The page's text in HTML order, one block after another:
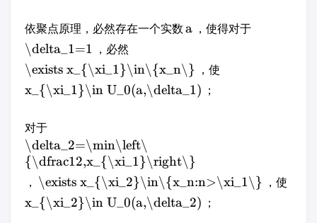
依聚点原理，必然存在一个实数 a ，使得对于
\delta_1=1 ，必然
\exists x_{\xi_1}\in\{x_n\} ，使
x_{\xi_1}\in U_0(a,\delta_1) ；
对于
\delta_2=\min\left\
{\dfrac12,x_{\xi_1}\right\}
， \exists x_{\xi_2}\in\{x_n:n>\xi_1\} ，使
x_{\xi_2}\in U_0(a,\delta_2) ；